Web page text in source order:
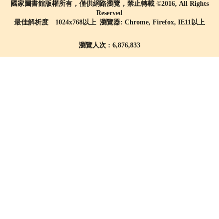
國家圖書館版權所有，僅供網路瀏覽，禁止轉載 ©2016, All Rights
Reserved
最佳解析度 1024x768以上 |瀏覽器: Chrome, Firefox, IE11以上
瀏覽人次 : 6,876,833